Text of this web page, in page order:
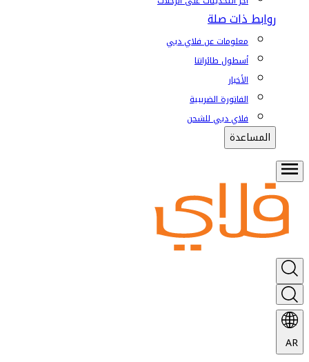
روابط ذات صلة
معلومات عن فلاي دبي
أسطول طائراتنا
الأخبار
الفاتورة الضريبية
فلاي دبي للشحن
المساعدة
AR